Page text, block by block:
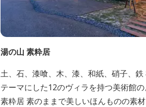
湯の山 素粋居
土、石、漆喰、木、漆、和紙、硝子、鉄
テーマにした12のヴィラを持つ美術館の
素粋居 素のままで美しいほんものの素材を１棟ごと